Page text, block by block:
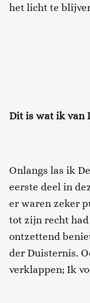
het licht te
Dit is wat ik van
Onlangs las ik
eerste deel in
er waren zeker
tot zijn recht
ontzettend
der Duisternis.
verklappen; Ik